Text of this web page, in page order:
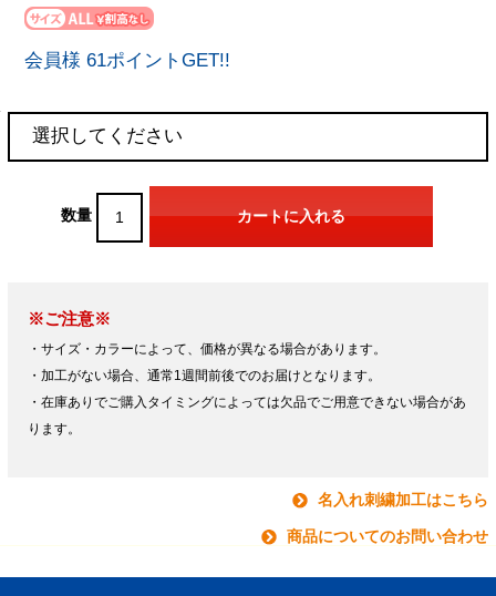
会員様 61ポイントGET!!
数量
※ご注意※
・サイズ・カラーによって、価格が異なる場合があります。
・加工がない場合、通常1週間前後でのお届けとなります。
・在庫ありでご購入タイミングによっては欠品でご用意できない場合があ
ります。
名入れ刺繍加工はこちら
商品についてのお問い合わせ